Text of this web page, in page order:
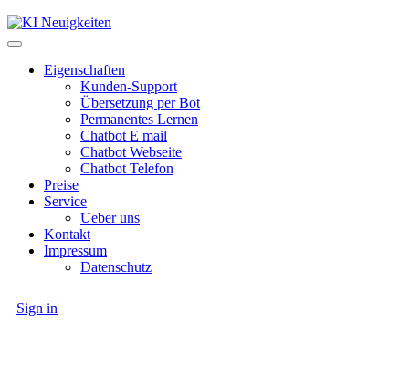
Eigenschaften
Kunden-Support
Übersetzung per Bot
Permanentes Lernen
Chatbot E mail
Chatbot Webseite
Chatbot Telefon
Preise
Service
Ueber uns
Kontakt
Impressum
Datenschutz
Sign in